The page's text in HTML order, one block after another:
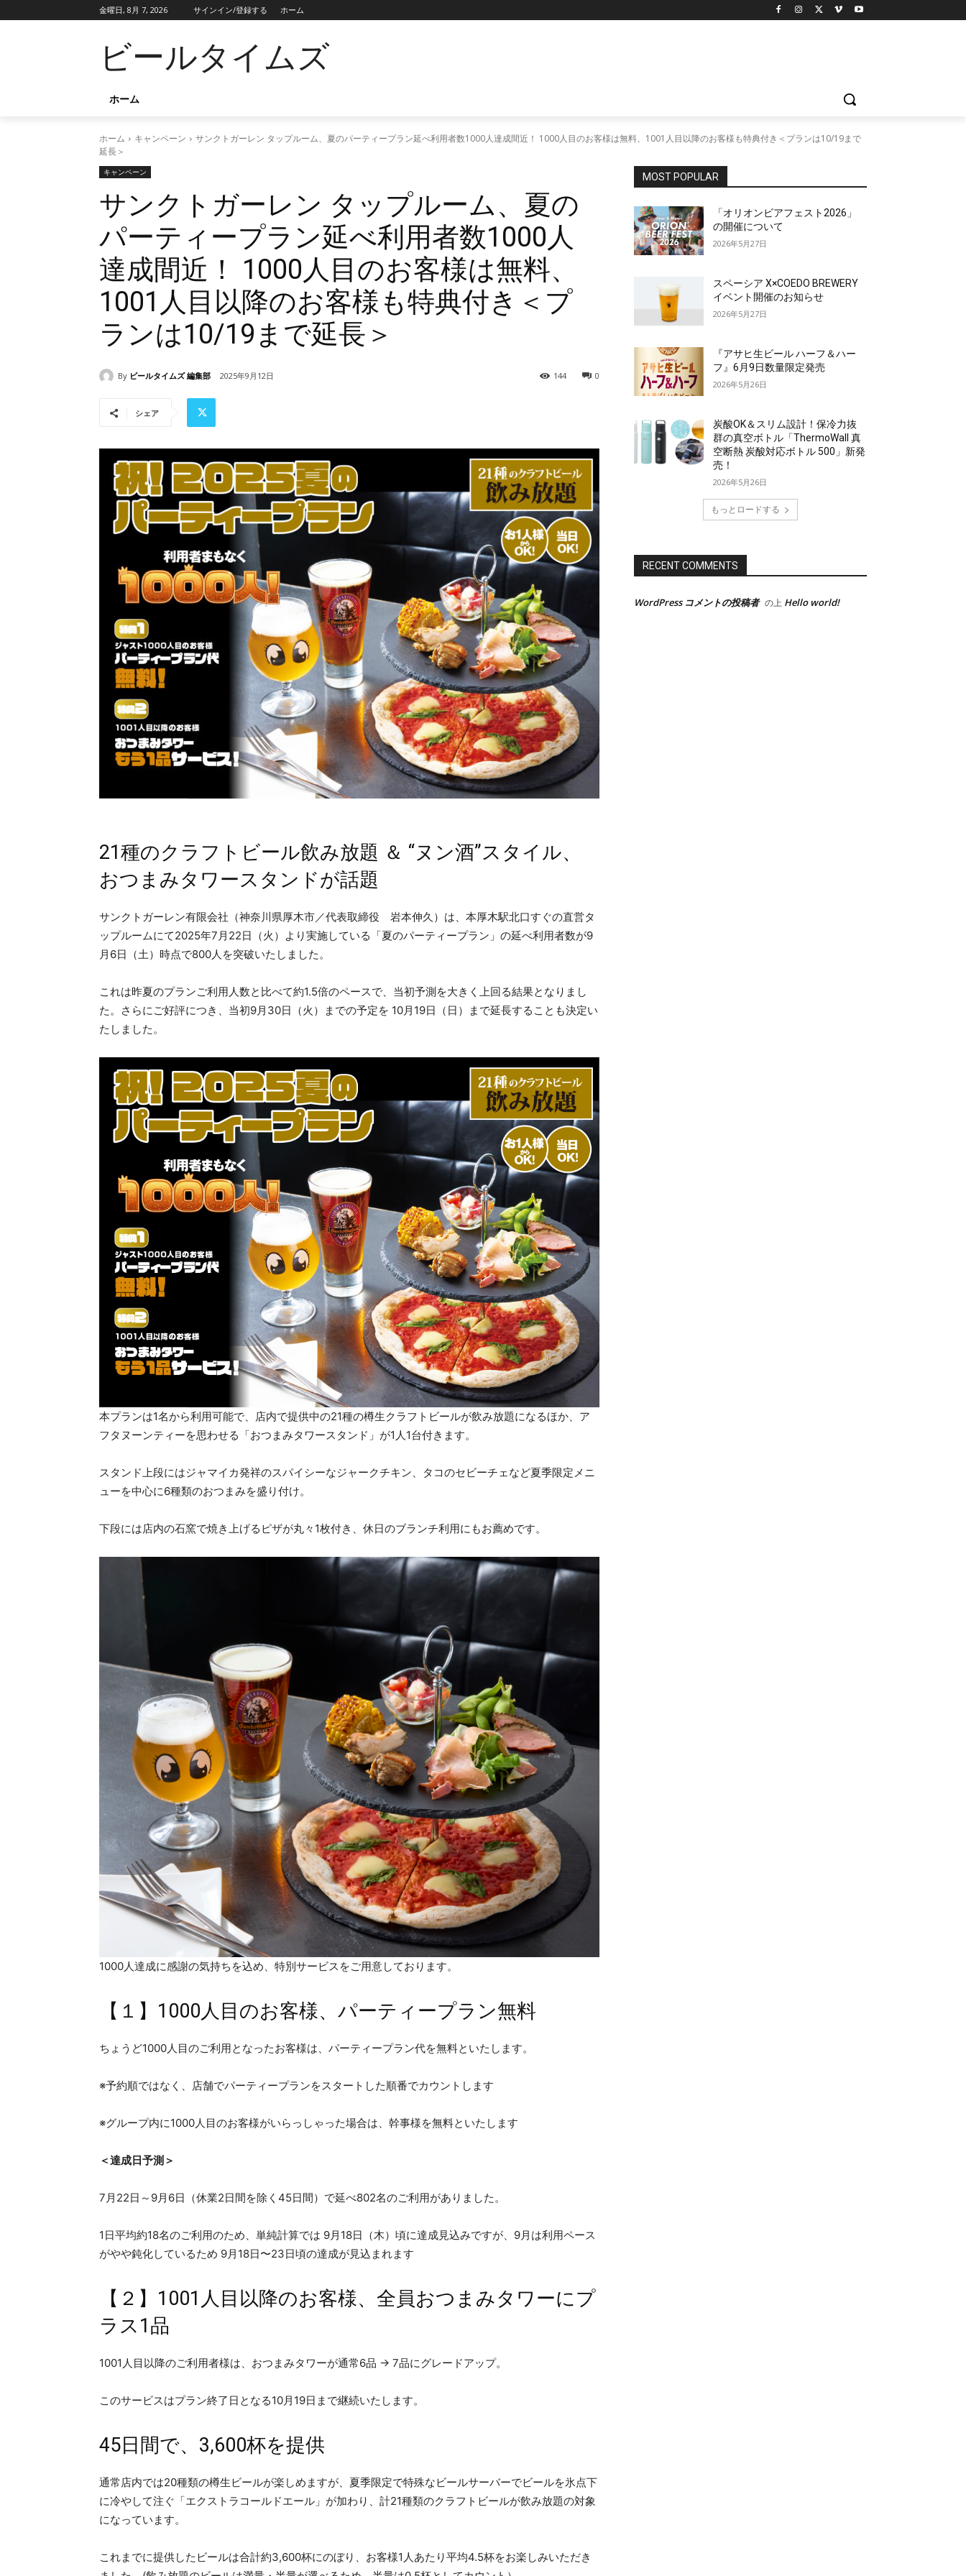
金曜日, 8月 7, 2026 サインイン/登録する ホーム
ビールタイムズ
ホーム
ホーム キャンペーン
サンクトガーレン タップルーム、夏のパーティープラン延べ利用者数1000人達成間近！ 1000人目のお客様は無料、1001人目以降のお客様も特典付き＜プランは10/19まで
延長＞
キャンペーン
サンクトガーレン タップルーム、夏の
パーティープラン延べ利用者数1000人
達成間近！ 1000人目のお客様は無料、
1001人目以降のお客様も特典付き＜プ
ランは10/19まで延長＞
By ビールタイムズ 編集部 2025年9月12日 0
144
シェア
21種のクラフトビール飲み放題 ＆ “ヌン酒”スタイル、
おつまみタワースタンドが話題
サンクトガーレン有限会社（神奈川県厚木市／代表取締役 岩本伸久）は、本厚木駅北口すぐの直営タ
ップルームにて2025年7月22日（火）より実施している「夏のパーティープラン」の延べ利用者数が9
月6日（土）時点で800人を突破いたしました。
これは昨夏のプランご利用人数と比べて約1.5倍のペースで、当初予測を大きく上回る結果となりまし
た。さらにご好評につき、当初9月30日（火）までの予定を 10月19日（日）まで延長することも決定い
たしました。
本プランは1名から利用可能で、店内で提供中の21種の樽生クラフトビールが飲み放題になるほか、ア
フタヌーンティーを思わせる「おつまみタワースタンド」が1人1台付きます。
スタンド上段にはジャマイカ発祥のスパイシーなジャークチキン、タコのセビーチェなど夏季限定メニ
ューを中心に6種類のおつまみを盛り付け。
下段には店内の石窯で焼き上げるピザが丸々1枚付き、休日のブランチ利用にもお薦めです。
1000人達成に感謝の気持ちを込め、特別サービスをご用意しております。
【１】1000人目のお客様、パーティープラン無料
ちょうど1000人目のご利用となったお客様は、パーティープラン代を無料といたします。
※予約順ではなく、店舗でパーティープランをスタートした順番でカウントします
※グループ内に1000人目のお客様がいらっしゃった場合は、幹事様を無料といたします
＜達成日予測＞
7月22日～9月6日（休業2日間を除く45日間）で延べ802名のご利用がありました。
1日平均約18名のご利用のため、単純計算では 9月18日（木）頃に達成見込みですが、9月は利用ペース
がやや鈍化しているため 9月18日〜23日頃の達成が見込まれます
【２】1001人目以降のお客様、全員おつまみタワーにプ
ラス1品
1001人目以降のご利用者様は、おつまみタワーが通常6品 → 7品にグレードアップ。
このサービスはプラン終了日となる10月19日まで継続いたします。
45日間で、3,600杯を提供
通常店内では20種類の樽生ビールが楽しめますが、夏季限定で特殊なビールサーバーでビールを氷点下
に冷やして注ぐ「エクストラコールドエール」が加わり、計21種類のクラフトビールが飲み放題の対象
になっています。
これまでに提供したビールは合計約3,600杯にのぼり、お客様1人あたり平均4.5杯をお楽しみいただき
MOST POPULAR
「オリオンビアフェスト2026」
の開催について
2026年5月27日
スペーシア X×COEDO BREWERY
イベント開催のお知らせ
2026年5月27日
『アサヒ生ビール ハーフ＆ハー
フ』6月9日数量限定発売
2026年5月26日
炭酸OK＆スリム設計！保冷力抜
群の真空ボトル「ThermoWall 真
空断熱 炭酸対応ボトル 500」新発
売！
2026年5月26日
もっとロードする
RECENT COMMENTS
WordPress コメントの投稿者 の上 Hello world!